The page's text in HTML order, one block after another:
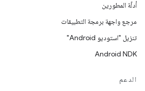
أدلّة المطورين
مرجع واجهة برمجة التطبيقات
تنزيل "استوديو Android"
Android NDK
الدعم